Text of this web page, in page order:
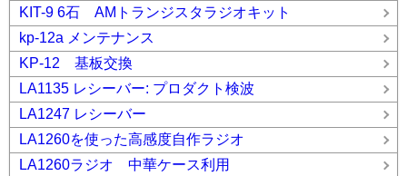
KIT-9 6石 AMトランジスタラジオキット
kp-12a メンテナンス
KP-12 基板交換
LA1135 レシーバー: プロダクト検波
LA1247 レシーバー
LA1260を使った高感度自作ラジオ
LA1260ラジオ 中華ケース利用